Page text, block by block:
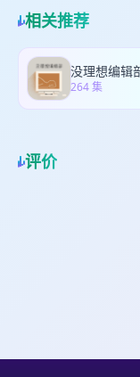
艾灸揉腹
无火不艾
艾草燃
活络，不
此，还能
气； ✅
节，电
航，居
本期案
案件，
可案发
相，同
女性7人
https://
tl=zh-
•BGM
Doe）”
像师、一
35年的
而，当她
木的家庭
命？那
https://
相关推荐
没理想编辑
264 集
评价